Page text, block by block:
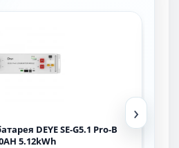
DEYE SE-G5.1 Pro-B
5.12kWh
›